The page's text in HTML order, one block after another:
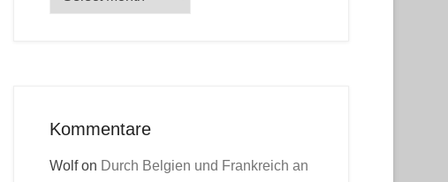
Kommentare
Wolfon Durch Belgien und Frankreich an